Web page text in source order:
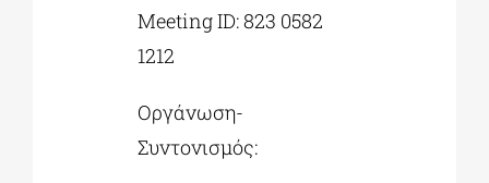
Meeting ID: 823 0582
1212
Οργάνωση-
Συντονισμός: